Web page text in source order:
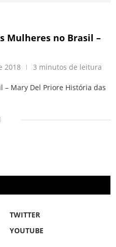
Mulheres no Brasil –
2018 3 minutos de leitura
– Mary Del Priore História das
TWITTER
YOUTUBE